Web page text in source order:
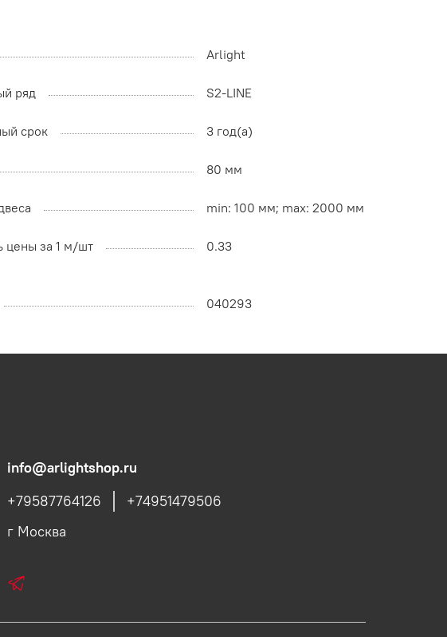
Arlight
ряд S2-LINE
срок 3 год(а)
80 мм
min: 100 мм; max: 2000 мм
цены за 1 м/шт 0.33
040293
info@arlightshop.ru
+79587764126
+74951479506
г Москва